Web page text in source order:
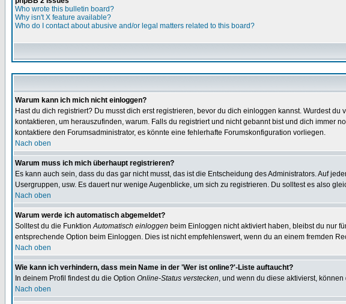
Who wrote this bulletin board?
Why isn't X feature available?
Who do I contact about abusive and/or legal matters related to this board?
Warum kann ich mich nicht einloggen?
Hast du dich registriert? Du musst dich erst registrieren, bevor du dich einloggen kannst. Wurdest
kontaktieren, um herauszufinden, warum. Falls du registriert und nicht gebannt bist und dich
kontaktiere den Forumsadministrator, es könnte eine fehlerhafte Forumskonfiguration vorliegen.
Nach oben
Warum muss ich mich überhaupt registrieren?
Es kann auch sein, dass du das gar nicht musst, das ist die Entscheidung des Administrators. Auf
Usergruppen, usw. Es dauert nur wenige Augenblicke, um sich zu registrieren. Du solltest es also
Nach oben
Warum werde ich automatisch abgemeldet?
Solltest du die FunktionAutomatisch einloggen beim Einloggen nicht aktiviert haben, bleibst du nur
entsprechende Option beim Einloggen. Dies ist nicht empfehlenswert, wenn du an einem fremden
Nach oben
Wie kann ich verhindern, dass mein Name in der 'Wer ist online?'-Liste auftaucht?
In deinem Profil findest du die Option Online-Status verstecken, und wenn du diese aktivierst,
Nach oben